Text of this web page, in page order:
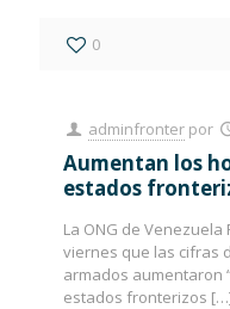
0
adminfronter por
Aumentan los
estados
La ONG de
viernes que las cifras
armados aumentaron
estados fronterizos